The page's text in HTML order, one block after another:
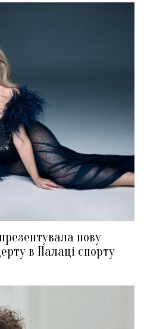
нову
в Палаці спорту